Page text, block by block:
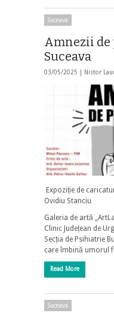
Suceava
Amnezii de
Suceava
03/05/2025 | Nistor
Expoziție de
Ovidiu Stanciu
Galeria de artă
Clinic Județean de
Secția de Psihiatrie
care îmbină umorul
Read More
Suceava